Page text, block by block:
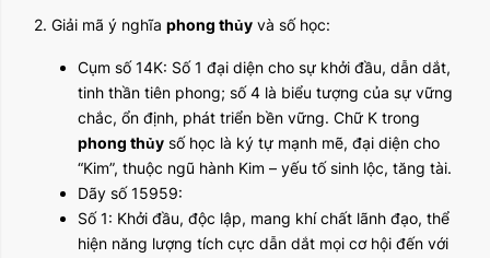
2. Giải mã ý nghĩa phong thủy và số học:
Cụm số 14K: Số 1 đại diện cho sự khởi đầu, dẫn dắt,
tinh thần tiên phong; số 4 là biểu tượng của sự vững
chắc, ổn định, phát triển bền vững. Chữ K trong
phong thủy số học là ký tự mạnh mẽ, đại diện cho
“Kim”, thuộc ngũ hành Kim – yếu tố sinh lộc, tăng tài.
Dãy số 15959:
Số 1: Khởi đầu, độc lập, mang khí chất lãnh đạo, thể
hiện năng lượng tích cực dẫn dắt mọi cơ hội đến với